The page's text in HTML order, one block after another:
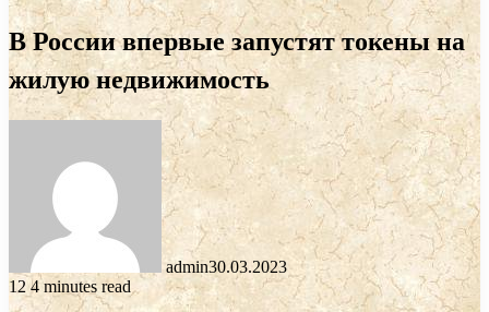
В России впервые запустят токены на
жилую недвижимость
admin30.03.2023
124 minutes read